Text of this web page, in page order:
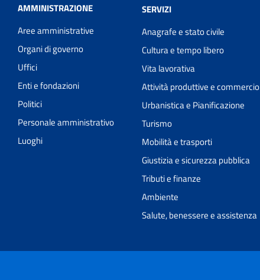
AMMINISTRAZIONE
Aree amministrative
Organi di governo
Uffici
Enti e fondazioni
Politici
Personale amministrativo
Luoghi
SERVIZI
Anagrafe e stato civile
Cultura e tempo libero
Vita lavorativa
Attività produttive e commercio
Urbanistica e Pianificazione
Turismo
Mobilità e trasporti
Giustizia e sicurezza pubblica
Tributi e finanze
Ambiente
Salute, benessere e assistenza